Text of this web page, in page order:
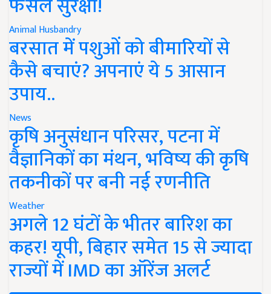
Animal Husbandry
बरसात में पशुओं को बीमारियों से
कैसे बचाएं? अपनाएं ये 5 आसान
उपाय..
News
कृषि अनुसंधान परिसर, पटना में
वैज्ञानिकों का मंथन, भविष्य की कृषि
तकनीकों पर बनी नई रणनीति
Weather
अगले 12 घंटों के भीतर बारिश का
कहर! यूपी, बिहार समेत 15 से ज्यादा
राज्यों में IMD का ऑरेंज अलर्ट